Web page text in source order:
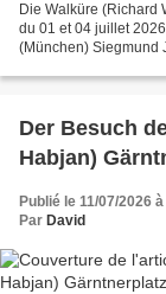
Die Walküre (Richard
du 01 et 04 juillet
(München) Siegmund
Der Besuch
Habjan)
Publié le 11/07/2026
Par David